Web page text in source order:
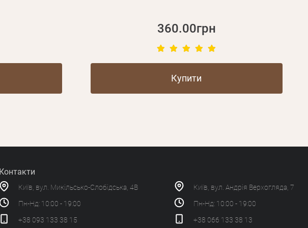
360.00грн
Купити
Контакти
Київ, вул. Микільсько-Слобідська, 4В
Пн-Нд: 10:00 - 19:00
+38 093 133 38 15
Київ, вул. Андрія Верхогляда, 7
Пн-Нд: 10:00 - 19:00
+38 066 133 38 13